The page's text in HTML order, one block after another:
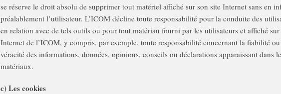
se réserve le droit absolu de supprimer tout matériel affiché sur son site Internet sans en
préalablement l’utilisateur. L’ICOM décline toute responsabilité pour la conduite des
en relation avec de tels outils ou pour tout matériau fourni par les utilisateurs et affiché
Internet de l’ICOM, y compris, par exemple, toute responsabilité concernant la fiabilité
véracité des informations, données, opinions, conseils ou déclarations apparaissant dans
matériaux.
c) Les cookies